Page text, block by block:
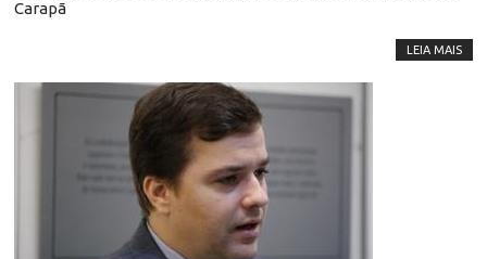
Carapã
LEIA MAIS